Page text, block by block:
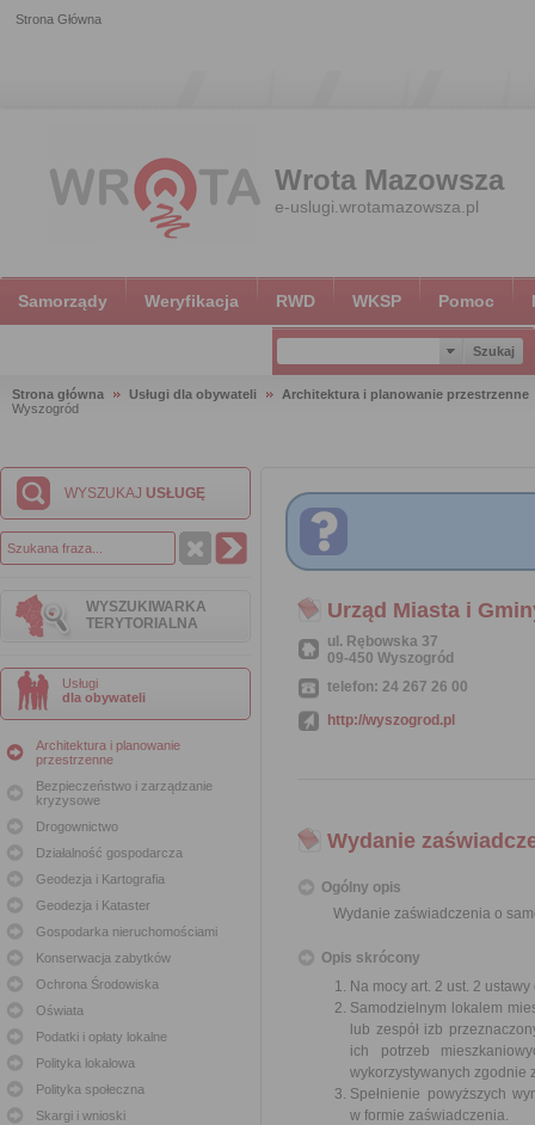
Strona Główna
Wrota Mazowsza
e-uslugi.wrotamazowsza.pl
Samorządy Weryfikacja RWD WKSP Pomoc
Strona główna Usługi dla obywateli
Architektura i planowanie przestrzenne
Wyszogród
WYSZUKAJ USŁUGĘ
WYSZUKIWARKA
TERYTORIALNA
Usługi
dla obywateli
Architektura i planowanie
przestrzenne
Bezpieczeństwo i zarządzanie
kryzysowe
Drogownictwo
Działalność gospodarcza
Geodezja i Kartografia
Geodezja i Kataster
Gospodarka nieruchomościami
Konserwacja zabytków
Ochrona Środowiska
Oświata
Podatki i opłaty lokalne
Polityka lokalowa
Polityka społeczna
Skargi i wnioski
Urząd Miasta i
ul. Rębowska 37
09-450 Wyszogród
telefon: 24 267 26 00
http://wyszogrod.pl
Wydanie
Ogólny opis
Wydanie zaświadczenia o
Opis skrócony
Na mocy art. 2 ust. 2
Samodzielnym lokalem
lub zespół izb
ich potrzeb
wykorzystywanych zgodnie
Spełnienie powyższych
w formie zaświadczenia.